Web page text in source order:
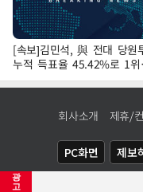
광
고
[속보]김민석, 與 전대 당원
누적 득표율 45.42%로 1
청래 44.56%
회사소개 제휴/
PC화면 제보